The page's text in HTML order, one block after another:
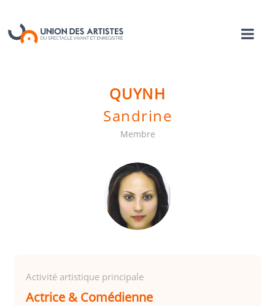
QUYNH
Sandrine
Membre
Activité artistique principale
Actrice & Comédienne